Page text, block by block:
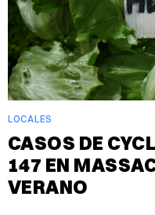
LOCALES
CASOS DE
147 EN
VERANO